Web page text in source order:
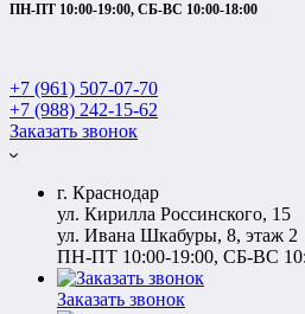
ПН-ПТ 10:00-19:00, СБ-ВС 10:00-18:00
+7 (961) 507-07-70
+7 (988) 242-15-62
Заказать звонок
г. Краснодар
ул. Кирилла Россинского, 15
ул. Ивана Шкабуры, 8, этаж 2
ПН-ПТ 10:00-19:00, СБ-ВС
Заказать звонок